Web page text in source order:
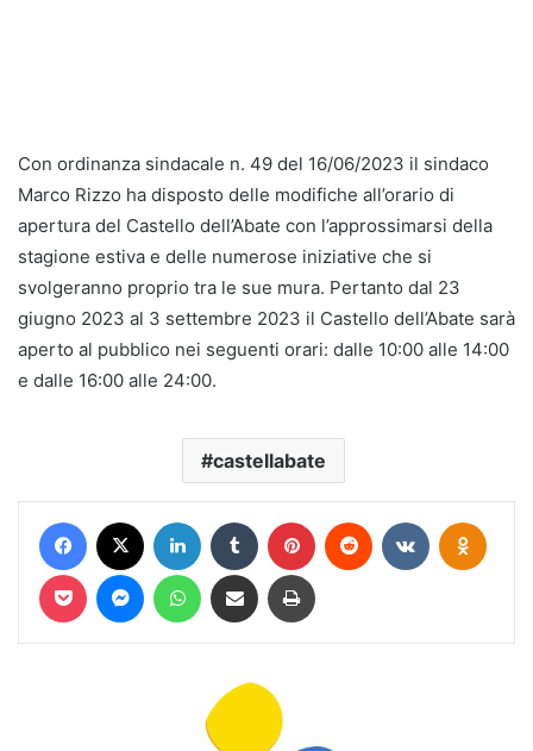
Con ordinanza sindacale n. 49 del 16/06/2023 il sindaco
Marco Rizzo ha disposto delle modifiche all’orario di
apertura del Castello dell’Abate con l’approssimarsi della
stagione estiva e delle numerose iniziative che si
svolgeranno proprio tra le sue mura. Pertanto dal 23
giugno 2023 al 3 settembre 2023 il Castello dell’Abate sarà
aperto al pubblico nei seguenti orari: dalle 10:00 alle 14:00
e dalle 16:00 alle 24:00.
castellabate
Facebook LinkedIn Tumblr Pinterest Reddit VKontakte
Pocket MessengerWhatsAppCondividi via mail Stampa